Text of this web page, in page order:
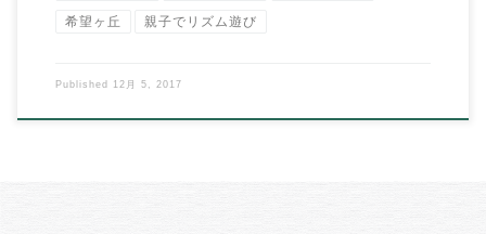
希望ヶ丘 親子でリズム遊び
Published 12月 5, 2017